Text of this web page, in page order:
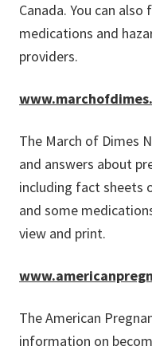
Canada. You can
medications and
providers.
The March of Dimes
and answers about
including fact sheets
and some
view and print.
The American
information on